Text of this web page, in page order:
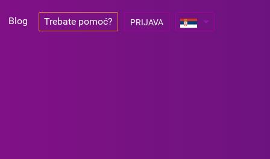
Blog Trebate pomoć? PRIJAVA